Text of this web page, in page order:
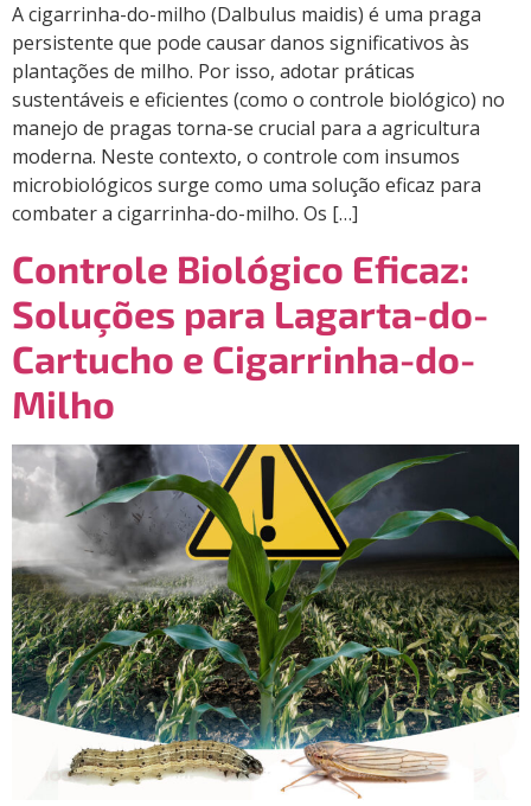
A cigarrinha-do-milho (Dalbulus maidis) é uma praga
persistente que pode causar danos significativos às
plantações de milho. Por isso, adotar práticas
sustentáveis e eficientes (como o controle biológico) no
manejo de pragas torna-se crucial para a agricultura
moderna. Neste contexto, o controle com insumos
microbiológicos surge como uma solução eficaz para
combater a cigarrinha-do-milho. Os […]
Controle Biológico Eficaz:
Soluções para Lagarta-do-
Cartucho e Cigarrinha-do-
Milho